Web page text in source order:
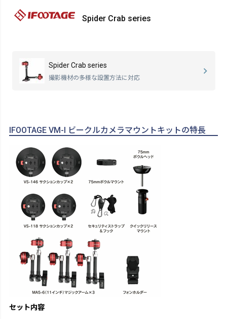
Spider Crab series
Spider Crab series
撮影機材の多様な設置方法に対応
IFOOTAGE VM-I ビークルカメラマウントキットの特長
セット内容